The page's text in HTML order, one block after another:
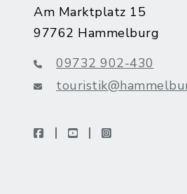
Am Marktplatz 15
97762 Hammelburg
09732 902-430
facebookyoutubeinstagram